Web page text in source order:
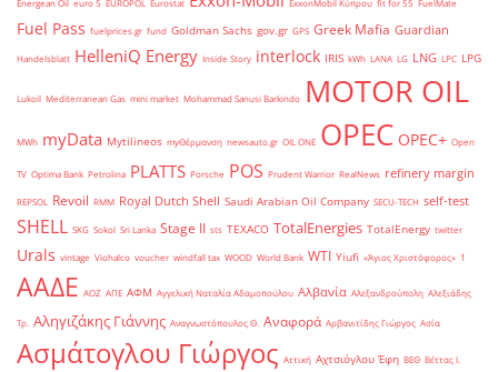
Energean Oil euro 5 EUROPOL Eurostat ExxonMobil Κύπρου fit for 55 FuelMate
Fuel Pass fuelprices.gr fund Goldman Sachs gov.gr GPS Greek Mafia Guardian
Handelsblatt HelleniQ Energy Inside Story interlock IRIS kWh LANA LG LNG LPC LPG
Lukoil Mediterranean Gas mini market Mohammad Sanusi Barkindo MOTOR OIL
MWh myData Mytilineos myΘέρμανση newsauto.gr OIL ONE OPEC OPEC+ Open
TV Optima Bank Petrolina PLATTS Porsche POS Prudent Warrior RealNews refinery margin
REPSOL Revoil RMM Royal Dutch Shell Saudi Arabian Oil Company SECU-TECH self-test
SHELL SKG Sokol Sri Lanka Stage II sts TEXACO TotalEnergies TotalEnergy twitter
Urals vintage Viohalco voucher windfall tax WOOD World Bank WTI Yiufi «Άγιος Χριστόφορος» ΄1
ΑΑΔΕ ΑΟΖ ΑΠΕ ΑΦΜ Αγγελική Ναταλία Αδαμοπούλου Αλβανία Αλεξανδρούπολη Αλεξιάδης
Τρ. Αληγιζάκης Γιάννης Αναγνωστόπουλος Θ. Αναφορά Αρβανιτίδης Γιώργος Ασία
Ασμάτογλου Γιώργος Αττική Αχτσιόγλου Έφη ΒΕΘ Βέττας Ι.